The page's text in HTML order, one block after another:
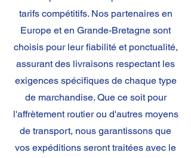
tarifs compétitifs. Nos partenaires en
Europe et en Grande-Bretagne sont
choisis pour leur fiabilité et ponctualité,
assurant des livraisons respectant les
exigences spécifiques de chaque type
de marchandise. Que ce soit pour
l'affrètement routier ou d'autres moyens
de transport, nous garantissons que
vos expéditions seront traitées avec le